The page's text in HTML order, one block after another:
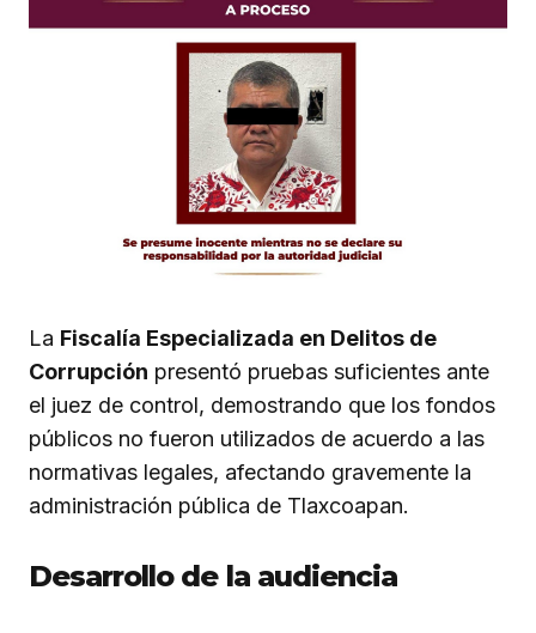
La Fiscalía Especializada en Delitos de
Corrupción presentó pruebas suficientes ante
el juez de control, demostrando que los fondos
públicos no fueron utilizados de acuerdo a las
normativas legales, afectando gravemente la
administración pública de Tlaxcoapan.
Desarrollo de la audiencia